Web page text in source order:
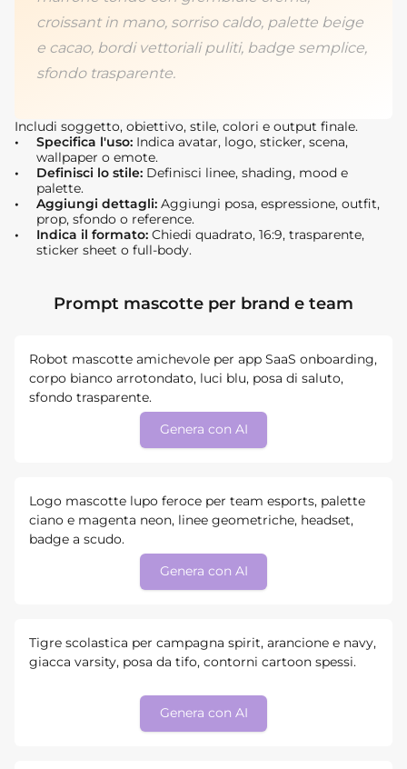
croissant in mano, sorriso caldo, palette beige
e cacao, bordi vettoriali puliti, badge semplice,
sfondo trasparente.
Includi soggetto, obiettivo, stile, colori e output finale.
Specifica l'uso: Indica avatar, logo, sticker, scena,
wallpaper o emote.
Definisci lo stile: Definisci linee, shading, mood e
palette.
Aggiungi dettagli: Aggiungi posa, espressione, outfit,
prop, sfondo o reference.
Indica il formato: Chiedi quadrato, 16:9, trasparente,
sticker sheet o full-body.
Prompt mascotte per brand e team
Robot mascotte amichevole per app SaaS onboarding,
corpo bianco arrotondato, luci blu, posa di saluto,
sfondo trasparente.
Genera con AI
Logo mascotte lupo feroce per team esports, palette
ciano e magenta neon, linee geometriche, headset,
badge a scudo.
Genera con AI
Tigre scolastica per campagna spirit, arancione e navy,
giacca varsity, posa da tifo, contorni cartoon spessi.
Genera con AI